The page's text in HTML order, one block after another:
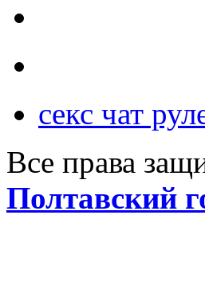
секс чат
Все права
Полтавский